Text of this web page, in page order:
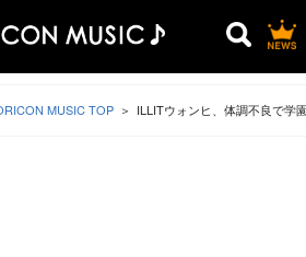
MUSIC TOP ILLITウォンヒ、体調不良で学